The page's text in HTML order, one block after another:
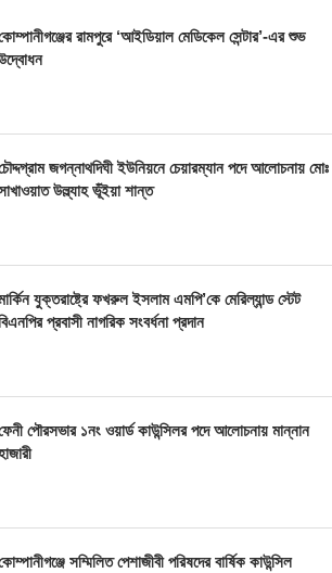
রামপুরে ‘আইডিয়াল মেডিকেল সেন্টার’-এর শুভ
জগন্নাথদিঘী ইউনিয়নে চেয়ারম্যান পদে আলোচনায় মোঃ
উল্ল্যাহ ভূঁইয়া শান্ত
যুক্তরাষ্ট্রে ফখরুল ইসলাম এমপি’কে মেরিল্যান্ড স্টেট
প্রবাসী নাগরিক সংবর্ধনা প্রদান
পৌরসভার ১নং ওয়ার্ড কাউন্সিলর পদে আলোচনায় মান্নান
সম্মিলিত পেশাজীবী পরিষদের বার্ষিক কাউন্সিল